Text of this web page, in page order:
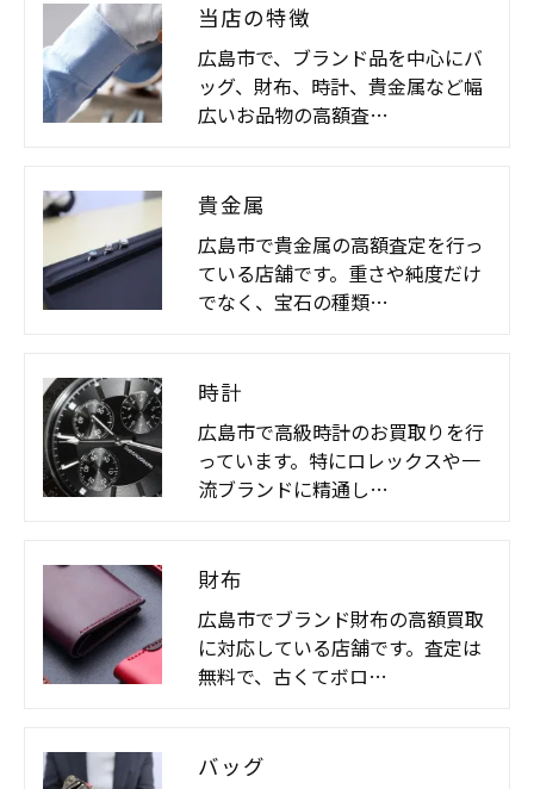
当店の特徴
広島市で、ブランド品を中心にバ
ッグ、財布、時計、貴金属など幅
広いお品物の高額査…
貴金属
広島市で貴金属の高額査定を行っ
ている店舗です。重さや純度だけ
でなく、宝石の種類…
時計
広島市で高級時計のお買取りを行
っています。特にロレックスや一
流ブランドに精通し…
財布
広島市でブランド財布の高額買取
に対応している店舗です。査定は
無料で、古くてボロ…
バッグ